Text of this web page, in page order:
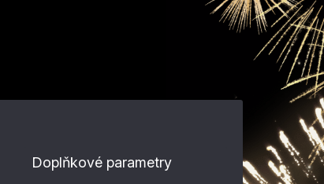
Doplňkové parametry